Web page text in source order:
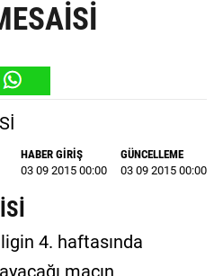
HABER GİRİŞ
03 09 2015 00:00
GÜNCELLEME
03 09 2015 00:00
ligin 4. haftasında
maçın